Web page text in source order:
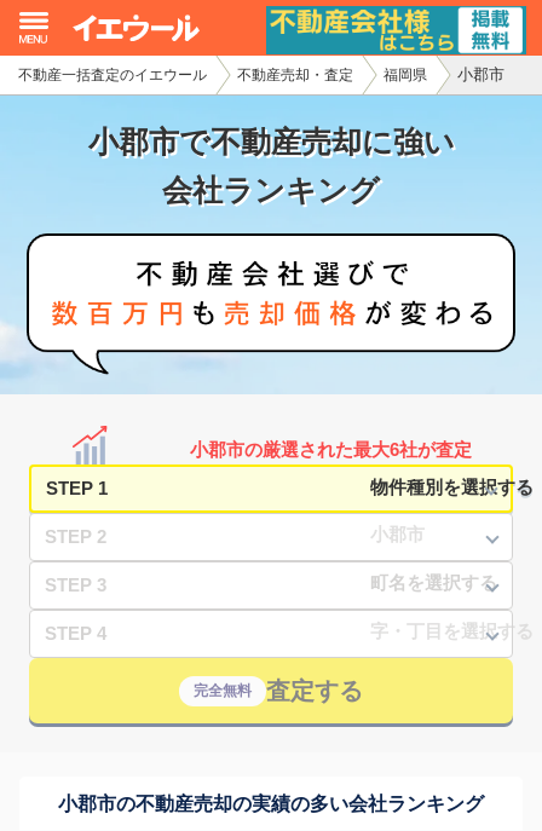
不動産一括査定のイエウール 不動産売却・査定 福岡県 小郡市
小郡市で不動産売却に強い
会社ランキング
小郡市の厳選された最大6社が査定
STEP 1
STEP 2
STEP 3
STEP 4
完全無料 査定する
小郡市の不動産売却の実績の多い会社ランキング
イエウール加盟希望の不動産会社様
初めての方へ
不動産の売却・一括査定
家査定シミュレーター
お問い合わせ